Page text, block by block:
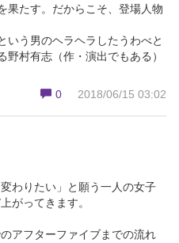
果たす。だからこそ、登場人物
いう男のヘラヘラしたうわべと
村有志（作・演出でもある）
0
2018/06/15 03:02
わりたい」と願う一人の女子
がってきます。
アフターファイブまでの流れ